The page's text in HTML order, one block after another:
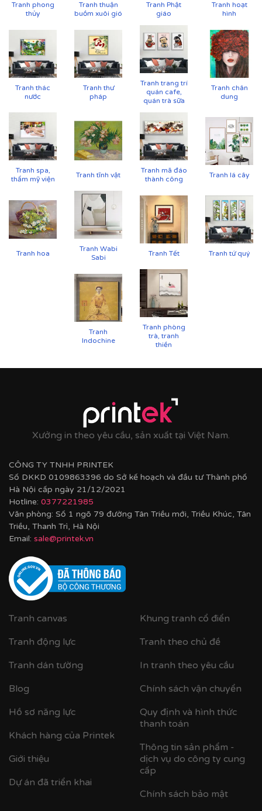
Tranh phong
thủy
Tranh thuận
buồm xuôi gió
Tranh Phật
giáo
Tranh hoạt
hình
Tranh thác
nước
Tranh thư
pháp
Tranh trang trí
quán cafe,
quán trà sữa
Tranh chân
dung
Tranh spa,
thẩm mỹ viện
Tranh tĩnh vật
Tranh mã đáo
thành công
Tranh lá cây
Tranh hoa
Tranh Wabi
Sabi
Tranh Tết Tranh tứ quý
Tranh
Indochine
Tranh phòng
trà, tranh
thiền
Xưởng in theo yêu cầu, sản xuất tại Việt Nam.
CÔNG TY TNHH PRINTEK
Số DKKD 0109863396 do Sở kế hoạch và đầu tư Thành phố
Hà Nội cấp ngày 21/12/2021
Hotline: 0377221985
Văn phòng: Số 1 ngõ 79 đường Tân Triều mới, Triều Khúc, Tân
Triều, Thanh Trì, Hà Nội
Email: sale@printek.vn
Tranh canvas
Tranh động lực
Tranh dán tường
Blog
Hồ sơ năng lực
Khách hàng của Printek
Giới thiệu
Dự án đã triển khai
Khung tranh cổ điển
Tranh theo chủ đề
In tranh theo yêu cầu
Chính sách vận chuyển
Quy định và hình thức
thanh toán
Thông tin sản phẩm -
dịch vụ do công ty cung
cấp
Chính sách bảo mật